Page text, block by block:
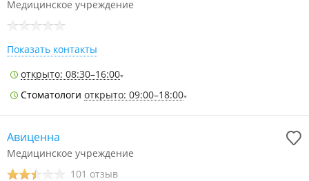
Медицинское учреждение
Показать контакты
открыто: 08:30–16:00
Стоматологи открыто: 09:00–18:00
Авиценна
Медицинское учреждение
101 отзыв